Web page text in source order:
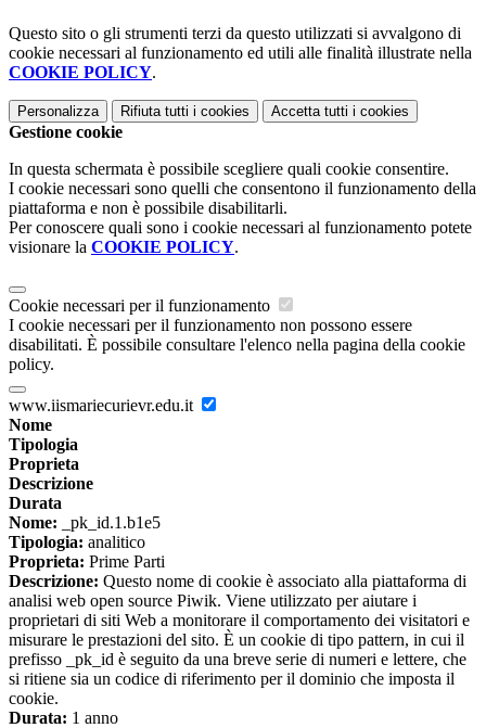
Questo sito o gli strumenti terzi da questo utilizzati si avvalgono di
cookie necessari al funzionamento ed utili alle finalità illustrate nella
COOKIE POLICY.
Personalizza Rifiuta tutti i cookies Accetta tutti i cookies
Gestione cookie
In questa schermata è possibile scegliere quali cookie consentire.
I cookie necessari sono quelli che consentono il funzionamento della
piattaforma e non è possibile disabilitarli.
Per conoscere quali sono i cookie necessari al funzionamento potete
visionare la COOKIE POLICY.
Cookie necessari per il funzionamento
I cookie necessari per il funzionamento non possono essere
disabilitati. È possibile consultare l'elenco nella pagina della cookie
policy.
www.iismariecurievr.edu.it
Nome
Tipologia
Proprieta
Descrizione
Durata
Nome: _pk_id.1.b1e5
Tipologia: analitico
Proprieta: Prime Parti
Descrizione: Questo nome di cookie è associato alla piattaforma di
analisi web open source Piwik. Viene utilizzato per aiutare i
proprietari di siti Web a monitorare il comportamento dei visitatori e
misurare le prestazioni del sito. È un cookie di tipo pattern, in cui il
prefisso _pk_id è seguito da una breve serie di numeri e lettere, che
si ritiene sia un codice di riferimento per il dominio che imposta il
cookie.
Durata: 1 anno